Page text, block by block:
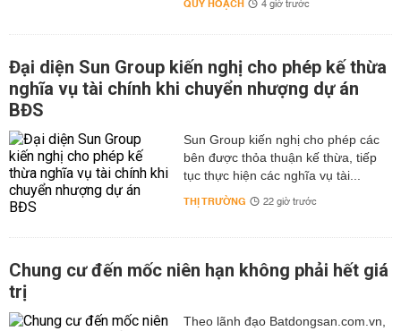
QUY HOẠCH 4 giờ trước
Đại diện Sun Group kiến nghị cho phép kế thừa
nghĩa vụ tài chính khi chuyển nhượng dự án
BĐS
Sun Group kiến nghị cho phép các
bên được thỏa thuận kế thừa, tiếp
tục thực hiện các nghĩa vụ tài...
THỊ TRƯỜNG 22 giờ trước
Chung cư đến mốc niên hạn không phải hết giá
trị
Theo lãnh đạo Batdongsan.com.vn,